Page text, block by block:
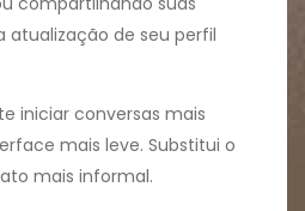
atualização de seu perfil
iniciar conversas mais
mais leve. Substitui o
mais informal.